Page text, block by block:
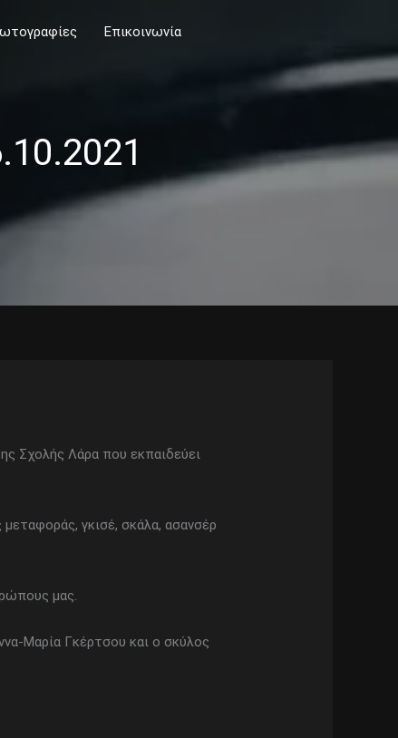
Επικοινωνία
Σχολής Λάρα που εκπαιδεύει
γκισέ, σκάλα, ασανσέρ
μας.
Μαρία Γκέρτσου και ο σκύλος